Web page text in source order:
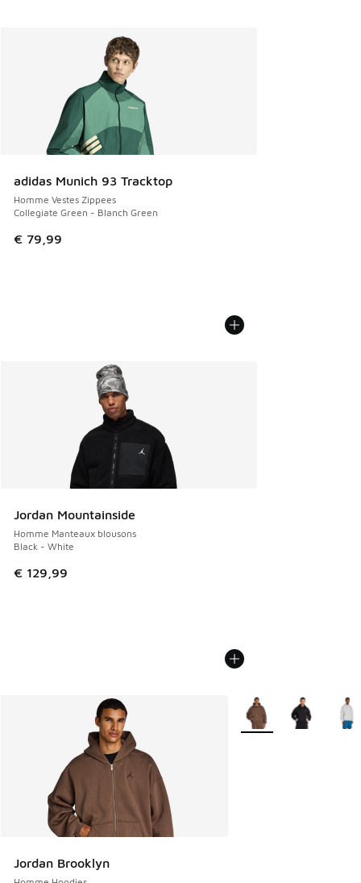
adidas Munich 93 Tracktop
Homme Vestes Zippees
Collegiate Green - Blanch Green
€ 79,99
Jordan Mountainside
Homme Manteaux blousons
Black - White
€ 129,99
Jordan Brooklyn
Plus de couleurs